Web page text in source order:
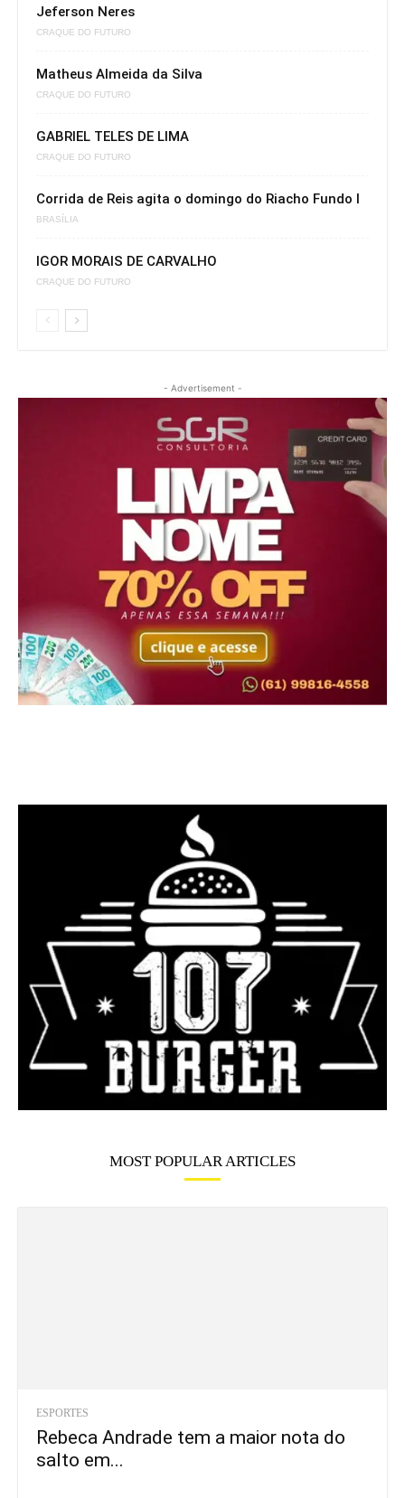
Jeferson Neres
CRAQUE DO FUTURO
Matheus Almeida da Silva
CRAQUE DO FUTURO
GABRIEL TELES DE LIMA
CRAQUE DO FUTURO
Corrida de Reis agita o domingo do Riacho Fundo I
BRASÍLIA
IGOR MORAIS DE CARVALHO
CRAQUE DO FUTURO
- Advertisement -
MOST POPULAR ARTICLES
ESPORTES
Rebeca Andrade tem a maior nota do
salto em...